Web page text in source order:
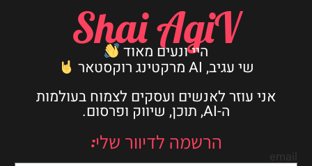
Shai AgiV
היי ונעים מאוד
שי עגיב, AI מרקטינג רוקסטאר
אני עוזר לאנשים ועסקים לצמוח בעולמות
ה-AI, תוכן, שיווק ופרסום.
הרשמה לדיוור שלי:
email